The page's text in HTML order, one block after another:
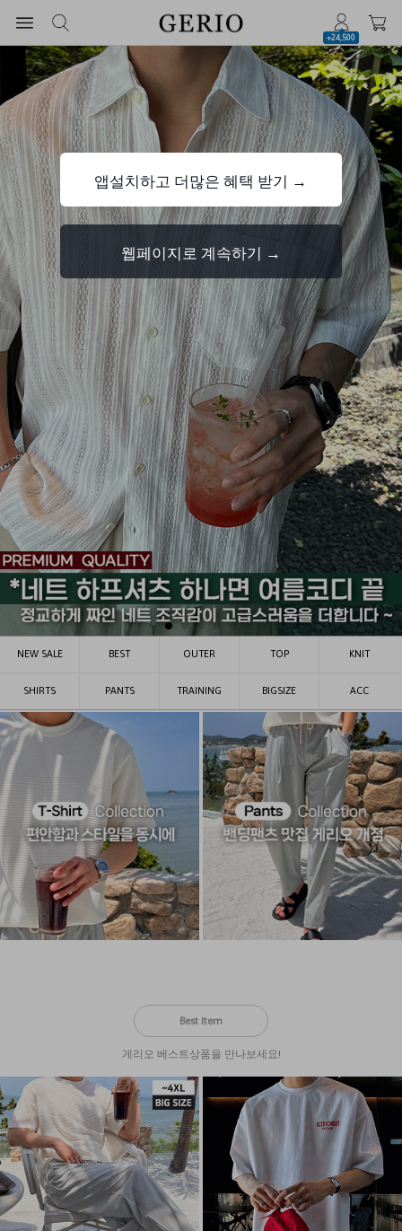
+24,500
NEW SALE BEST OUTER TOP KNIT
SHIRTS PANTS TRAINING BIGSIZE ACC
Best Item
게리오 베스트상품을 만나보세요!
앱설치하고 더많은 혜택 받기 →
웹페이지로 계속하기 →